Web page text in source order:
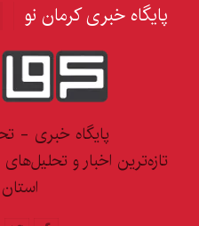
پایگاه خبری کرمان نو
پایگاه خبری -
تازه‌ترین اخبار و